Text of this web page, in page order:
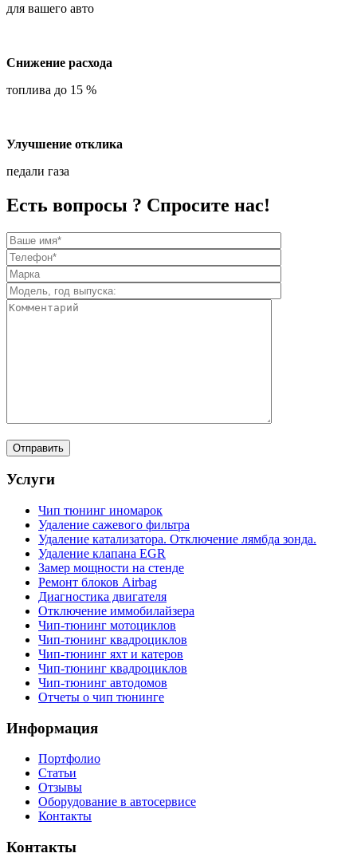
для вашего авто
Снижение расхода
топлива до 15 %
Улучшение отклика
педали газа
Есть вопросы ? Спросите нас!
Услуги
Чип тюнинг иномарок
Удаление сажевого фильтра
Удаление катализатора. Отключение лямбда зонда.
Удаление клапана EGR
Замер мощности на стенде
Ремонт блоков Airbag
Диагностика двигателя
Отключение иммобилайзера
Чип-тюнинг мотоциклов
Чип-тюнинг квадроциклов
Чип-тюнинг яхт и катеров
Чип-тюнинг квадроциклов
Чип-тюнинг автодомов
Отчеты о чип тюнинге
Информация
Портфолио
Статьи
Отзывы
Оборудование в автосервисе
Контакты
Контакты